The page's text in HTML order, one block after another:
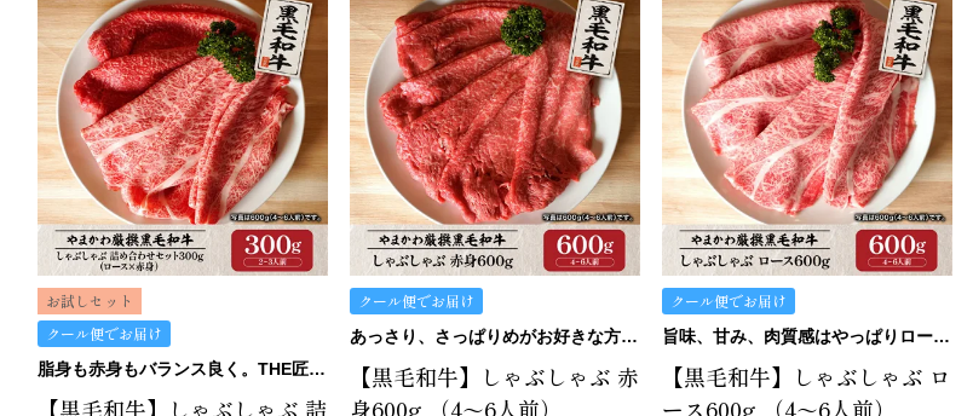
お試しセット
クール便でお届け
脂身も赤身もバランス良く。THE匠のしゃぶしゃぶセット。
【黒毛和牛】しゃぶしゃぶ 詰
クール便でお届け
あっさり、さっぱりめがお好きな方にはこの赤身。
【黒毛和牛】しゃぶしゃぶ 赤
身600g （4～6人前）
クール便でお届け
旨味、甘み、肉質感はやっぱりロース！
【黒毛和牛】しゃぶしゃぶ ロ
ース600g （4～6人前）